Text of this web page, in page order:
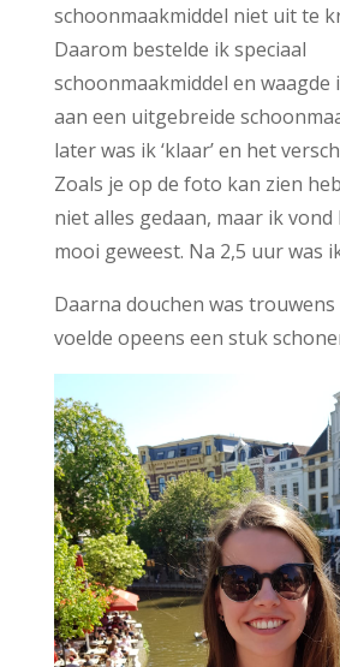
schoonmaakmiddel niet uit te
Daarom bestelde ik speciaal
schoonmaakmiddel en waagde
aan een uitgebreide
later was ik ‘klaar’ en het
Zoals je op de foto kan zien
niet alles gedaan, maar ik
mooi geweest. Na 2,5 uur was
Daarna douchen was
voelde opeens een stuk